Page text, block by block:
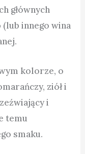
głównych
innego wina
kolorze, o
ziół i
i
temu
smaku.